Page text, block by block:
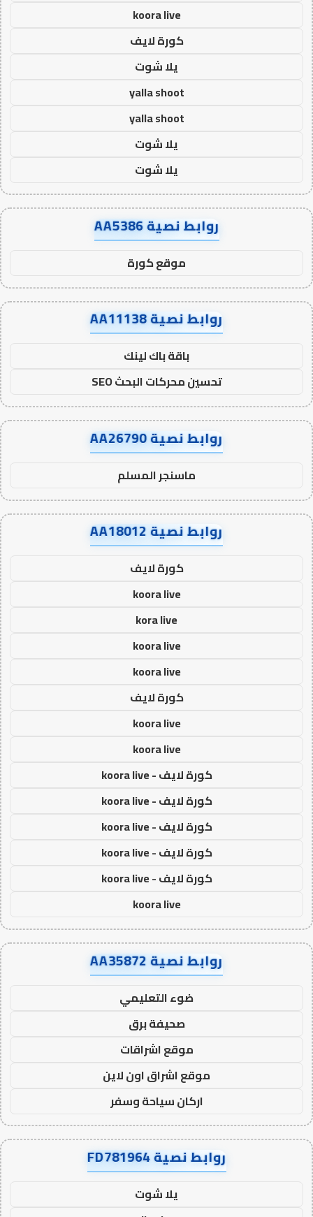
koora live
كورة لايف
يلا شوت
yalla shoot
yalla shoot
يلا شوت
يلا شوت
روابط نصية AA5386
موقع كورة
روابط نصية AA11138
باقة باك لينك
تحسين محركات البحث SEO
روابط نصية AA26790
ماسنجر المسلم
روابط نصية AA18012
كورة لايف
koora live
kora live
koora live
koora live
كورة لايف
koora live
koora live
كورة لايف - koora live
كورة لايف - koora live
كورة لايف - koora live
كورة لايف - koora live
كورة لايف - koora live
koora live
روابط نصية AA35872
ضوء التعليمي
صحيفة برق
موقع اشراقات
موقع اشراق اون لاين
اركان سياحة وسفر
روابط نصية FD781964
يلا شوت